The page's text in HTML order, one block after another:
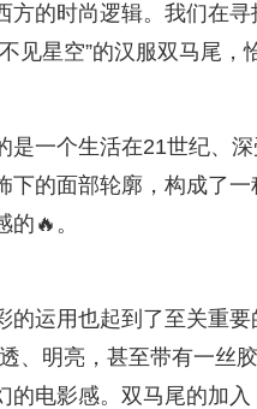
方的时尚逻辑。我们在
见星空”的汉服双马尾，
是一个生活在21世纪、
下的面部轮廓，构成了
🔥。
的运用也起到了至关重
、明亮，甚至带有一丝
的电影感。双马尾的加